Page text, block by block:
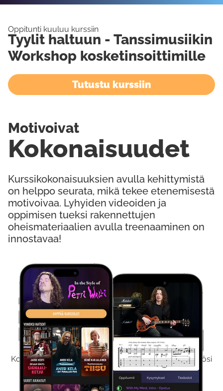
Kokeile Ilmaiseksi
Kokeilemalla ilmaiseksi saat koko sisältömme käyttöösi
viikon ajaksi.
Oppitunti kuuluu kurssiin
Tyylit haltuun - Tanssimusiikin
Workshop kosketinsoittimille
Tutustu kurssiin
Kurssikokonaisuuksien avulla kehittymistä
on helppo seurata, mikä tekee etenemisestä
motivoivaa. Lyhyiden videoiden ja
oppimisen tueksi rakennettujen
oheismateriaalien avulla treenaaminen on
innostavaa!
Kokonaisuudet
Motivoivat